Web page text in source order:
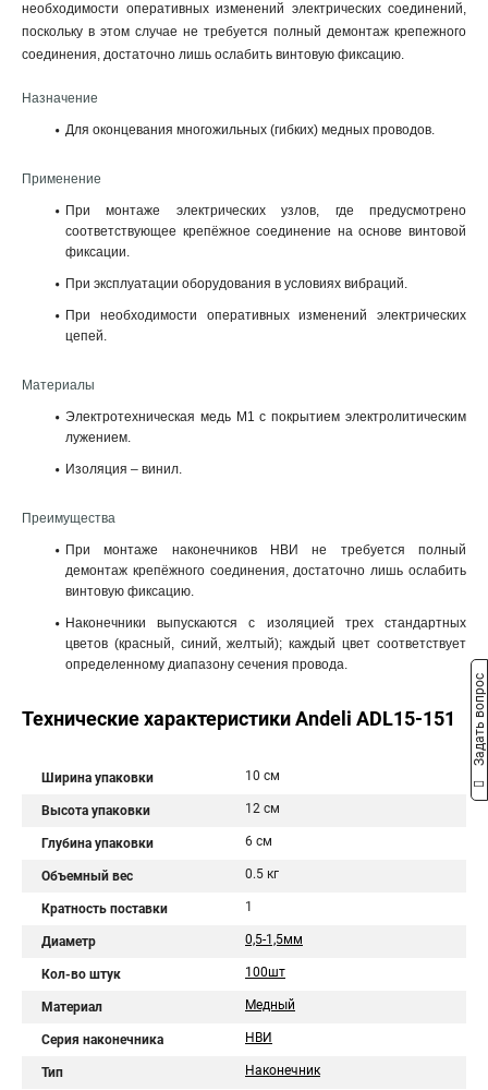
необходимости оперативных изменений электрических соединений,
поскольку в этом случае не требуется полный демонтаж крепежного
соединения, достаточно лишь ослабить винтовую фиксацию.
Назначение
Для оконцевания многожильных (гибких) медных проводов.
Применение
При монтаже электрических узлов, где предусмотрено
соответствующее крепёжное соединение на основе винтовой
фиксации.
При эксплуатации оборудования в условиях вибраций.
При необходимости оперативных изменений электрических
цепей.
Материалы
Электротехническая медь M1 с покрытием электролитическим
лужением.
Изоляция – винил.
Преимущества
При монтаже наконечников НВИ не требуется полный
демонтаж крепёжного соединения, достаточно лишь ослабить
винтовую фиксацию.
Наконечники выпускаются с изоляцией трех стандартных
цветов (красный, синий, желтый); каждый цвет соответствует
определенному диапазону сечения провода.
Технические характеристики Andeli ADL15-151
Ширина упаковки 10 см
Высота упаковки 12 см
Глубина упаковки 6 см
Объемный вес 0.5 кг
Кратность поставки 1
Диаметр 0,5-1,5мм
Кол-во штук 100шт
Материал Медный
Серия наконечника НВИ
Тип Наконечник
Задать вопрос